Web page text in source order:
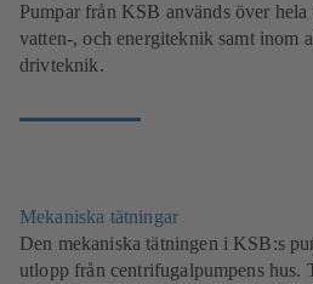
Pumpar från KSB används över
vatten-, och energiteknik samt inom
drivteknik.
Mekaniska tätningar
Den mekaniska tätningen i KSB:s
utlopp från centrifugalpumpens hus.